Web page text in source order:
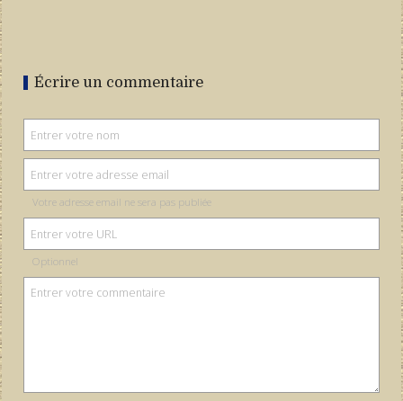
Écrire un commentaire
Votre adresse email ne sera pas publiée
Optionnel